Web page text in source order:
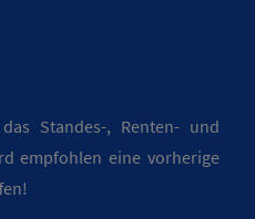
Standes-, Renten- und
empfohlen eine vorherige